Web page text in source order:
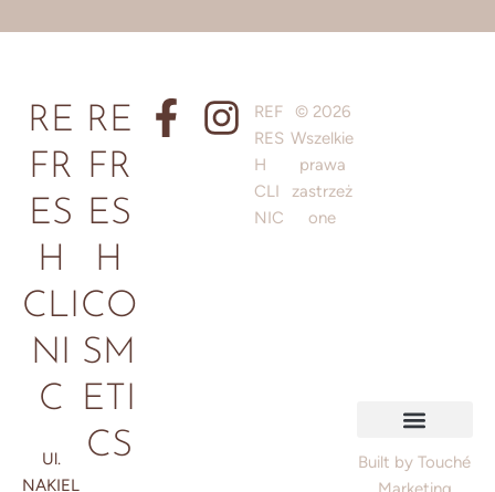
RE
FR
ES
H
CLI
NI
C
Ul.
NAKIEL
RE
FR
ES
H
CO
SM
ETI
CS
REF
RES
H
CLI
NIC
© 2026
Wszelkie
prawa
zastrzeż
one
Built by Touché